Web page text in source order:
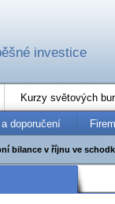
investice
Kurzy světových
doporučení
bilance v říjnu ve